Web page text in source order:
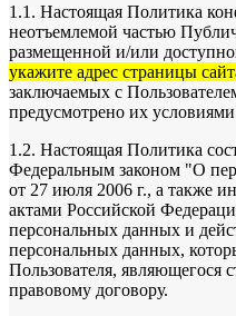
1.1. Настоящая Политика
неотъемлемой частью
размещенной и/или
укажите адрес страницы
заключаемых с
предусмотрено их
1.2. Настоящая Политика
Федеральным законом "О
от 27 июля 2006 г., а также
актами Российской
персональных данных и
персональных данных,
Пользователя, являющегося
правовому договору.